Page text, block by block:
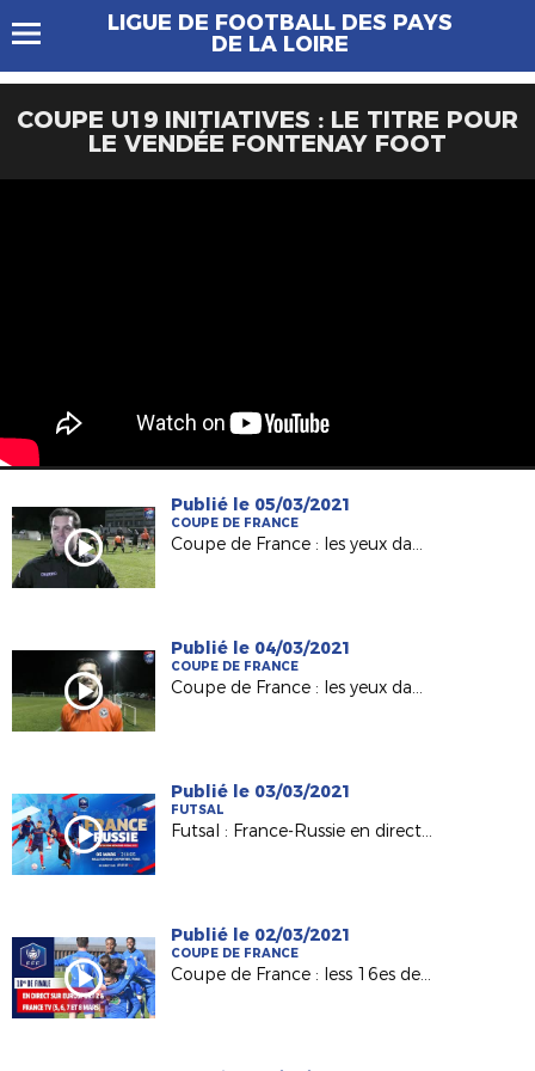
LIGUE DE FOOTBALL DES PAYS
DE LA LOIRE
COUPE U19 INITIATIVES : LE TITRE POUR
LE VENDÉE FONTENAY FOOT
Publié le 05/03/2021
COUPE DE FRANCE
Coupe de France : les yeux dans les Voltigeurs de Châteaubriant (Episode 2 )
Publié le 04/03/2021
COUPE DE FRANCE
Coupe de France : les yeux dans les Voltigeurs de Châteaubriant (Episode 1)
Publié le 03/03/2021
FUTSAL
Futsal : France-Russie en direct sur FFF TV ce vendredi !
Publié le 02/03/2021
COUPE DE FRANCE
Coupe de France : less 16es de finale au programme I